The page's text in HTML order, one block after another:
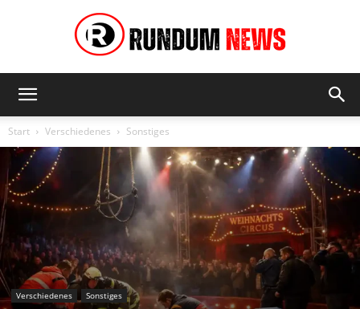
News
Start Verschiedenes Sonstiges
Verschiedenes Sonstiges